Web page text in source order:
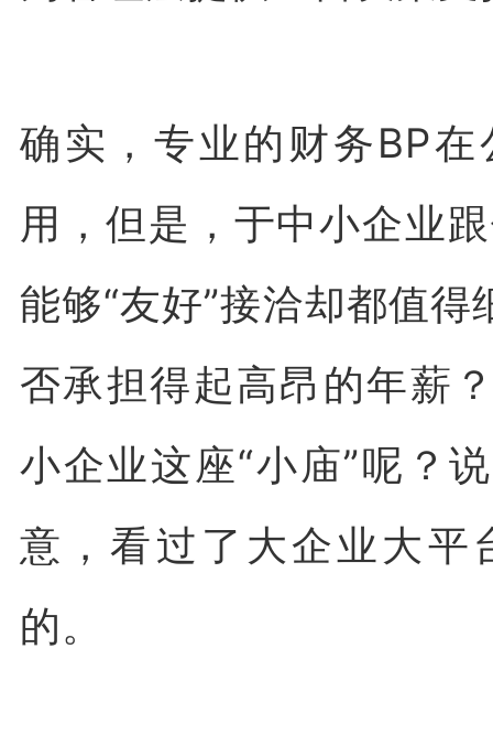
确实，专业的财务BP
用，但是，于中小企业
能够“友好”接洽却都值
否承担得起高昂的年薪
小企业这座“小庙”呢？
意，看过了大企业大平
的。